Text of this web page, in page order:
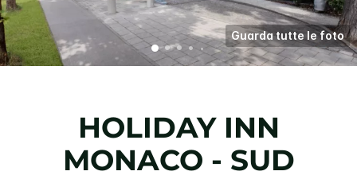
Guarda tutte le foto
HOLIDAY INN
MONACO - SUD